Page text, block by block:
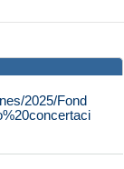
2025/Fond